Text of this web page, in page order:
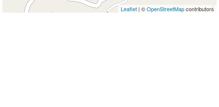
Leaflet | ©OpenStreetMapcontributors